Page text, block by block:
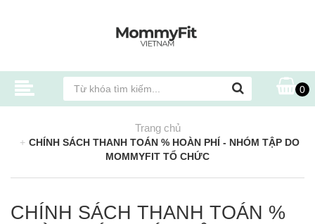
0
Trang chủ
CHÍNH SÁCH THANH TOÁN % HOÀN PHÍ - NHÓM TẬP DO
MOMMYFIT TỔ CHỨC
CHÍNH SÁCH THANH TOÁN %